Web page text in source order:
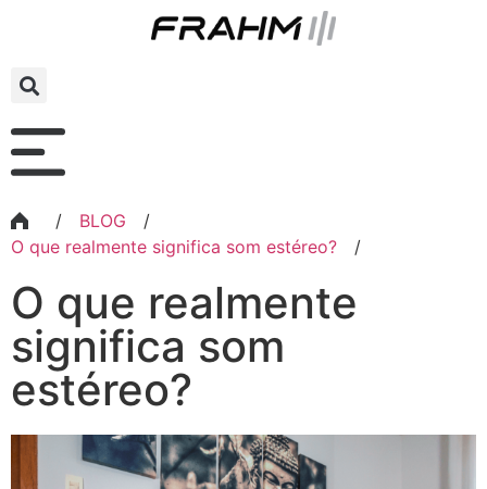
/ BLOG
/
O que realmente significa som estéreo?
/
O que realmente
significa som
estéreo?